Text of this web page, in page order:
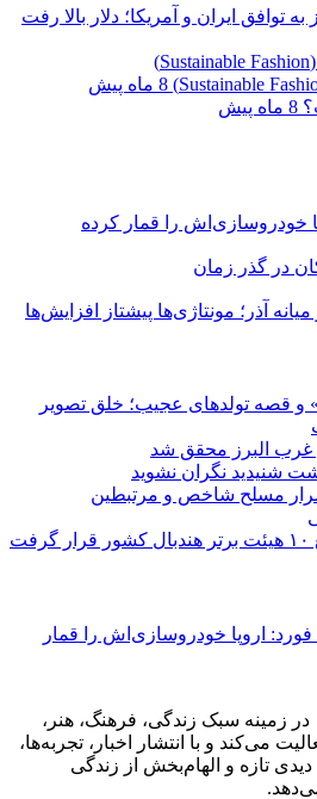
به توافق ایران و آمریکا؛ دلار بالا رفت
8 ماه پیش
8 ماه پیش
خودروسازی‌اش را قمار کرده
در گذر زمان
آذر؛ مونتاژی‌ها پیشتاز افزایش‌ها
و قصه تولدهای عجیب؛ خلق تصویر
شنیدید نگران نشوید
از اشرار مسلح شاخص و مرتبطین
اروپا خودروسازی‌اش را قمار
«مجله ایران» از سال ۱۳۹۵ در زمینه سبک زندگی، فرهنگ، هنر،
می‌کند و با انتشار اخبار، تجربه‌ها،
تازه و الهام‌بخش از زندگی